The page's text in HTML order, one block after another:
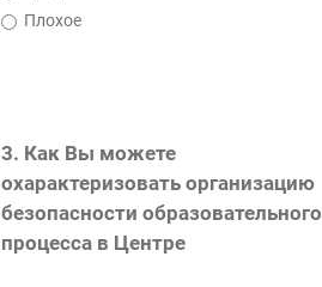
Плохое
3. Как Вы можете
охарактеризовать организацию
безопасности образовательного
процесса в Центре